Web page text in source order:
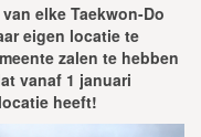
elke Taekwon-Do
eigen locatie te
zalen te hebben
vanaf 1 januari
heeft!